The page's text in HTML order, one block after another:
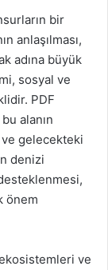
bir
anlaşılması,
adına büyük
sosyal ve
PDF
alanın
gelecekteki
denizi
önem
ve